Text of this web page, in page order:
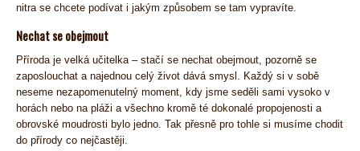
nitra se chcete podívat i jakým způsobem se tam vypravíte.
Nechat se obejmout
Příroda je velká učitelka – stačí se nechat obejmout, pozorně se
zaposlouchat a najednou celý život dává smysl. Každý si v sobě
neseme nezapomenutelný moment, kdy jsme seděli sami vysoko v
horách nebo na pláži a všechno kromě té dokonalé propojenosti a
obrovské moudrosti bylo jedno. Tak přesně pro tohle si musíme chodit
do přírody co nejčastěji.